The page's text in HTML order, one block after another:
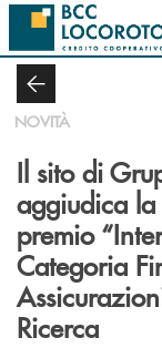
Salta al contenuto
NOVITÀ
Il sito di
aggiudica
premio
Categoria
Ricerca